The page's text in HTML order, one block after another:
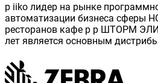
p iiko лидер на рынке
автоматизации бизнеса сферы
ресторанов кафе p p ШТОРМ
лет является основным